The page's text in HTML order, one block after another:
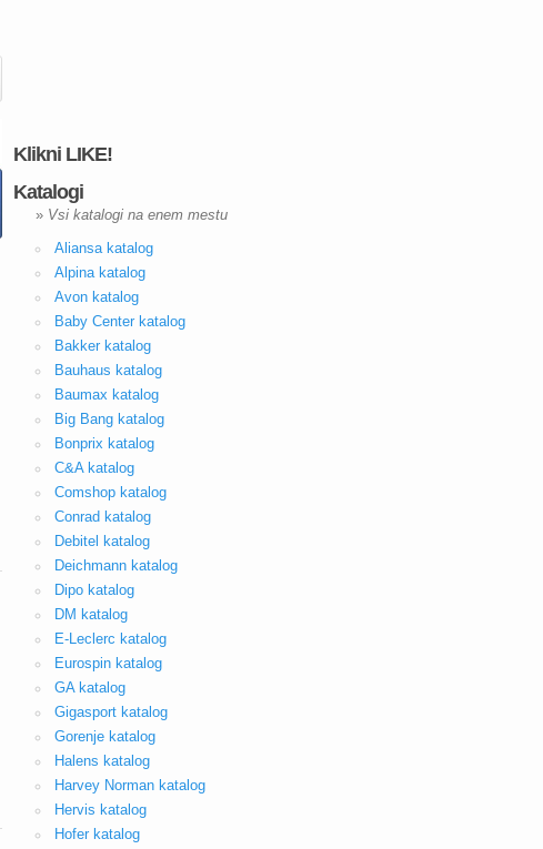
Klikni LIKE!
Katalogi
» Vsi katalogi na enem mestu
Aliansa katalog
Alpina katalog
Avon katalog
Baby Center katalog
Bakker katalog
Bauhaus katalog
Baumax katalog
Big Bang katalog
Bonprix katalog
C&A katalog
Comshop katalog
Conrad katalog
Debitel katalog
Deichmann katalog
Dipo katalog
DM katalog
E-Leclerc katalog
Eurospin katalog
GA katalog
Gigasport katalog
Gorenje katalog
Halens katalog
Harvey Norman katalog
Hervis katalog
Hofer katalog